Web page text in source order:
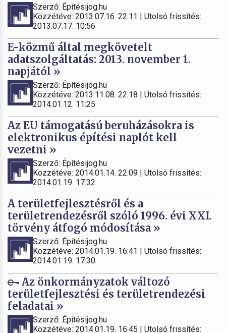
Szerző: Építésijog.hu
Közzétéve: 2013.07.16. 22:11 | Utolsó frissítés:
2013.07.17. 10:56
E-közmű által megkövetelt
adatszolgáltatás: 2013. november 1.
napjától »
Szerző: Építésijog.hu
Közzétéve: 2013.11.08. 22:18 | Utolsó frissítés:
2014.01.12. 11:25
Az EU támogatású beruházásokra is
elektronikus építési naplót kell
vezetni »
Szerző: Építésijog.hu
Közzétéve: 2014.01.14. 22:09 | Utolsó frissítés:
2014.01.19. 17:32
A területfejlesztésről és a
területrendezésről szóló 1996. évi XXI.
törvény átfogó módosítása »
Szerző: Építésijog.hu
Közzétéve: 2014.01.19. 16:41 | Utolsó frissítés:
2014.01.19. 17:30
Az önkormányzatok változó
területfejlesztési és területrendezési
feladatai »
Szerző: Építésijog.hu
Közzétéve: 2014.01.19. 16:45 | Utolsó frissítés: